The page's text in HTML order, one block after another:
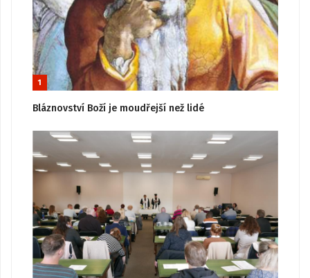
1
Bláznovství Boží je moudřejší než lidé